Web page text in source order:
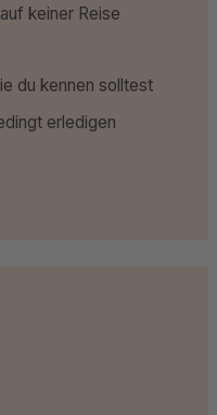
keiner Reise
du kennen solltest
erledigen